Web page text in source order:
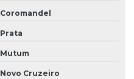
Coromandel
Prata
Mutum
Novo Cruzeiro